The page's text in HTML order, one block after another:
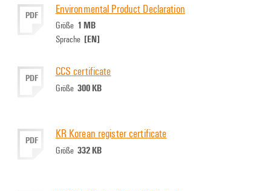
PDF Environmental Product Declaration
Größe 1 MB
Sprache [EN]
PDF CCS certificate
Größe 300 KB
PDF KR Korean register certificate
Größe 332 KB